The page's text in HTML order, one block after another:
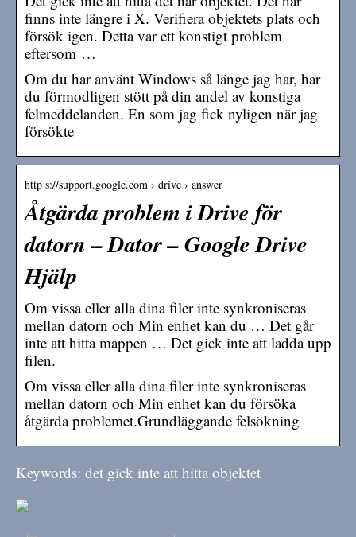
finns inte längre i X. Verifiera objektets plats och
försök igen. Detta var ett konstigt problem
eftersom …
Om du har använt Windows så länge jag har, har
du förmodligen stött på din andel av konstiga
felmeddelanden. En som jag fick nyligen när jag
försökte
http s://support.google.com › drive › answer
Åtgärda problem i Drive för
datorn – Dator – Google Drive
Hjälp
Om vissa eller alla dina filer inte synkroniseras
mellan datorn och Min enhet kan du … Det går
inte att hitta mappen … Det gick inte att ladda upp
filen.
Om vissa eller alla dina filer inte synkroniseras
mellan datorn och Min enhet kan du försöka
åtgärda problemet.Grundläggande felsökning
Keywords: det gick inte att hitta objektet